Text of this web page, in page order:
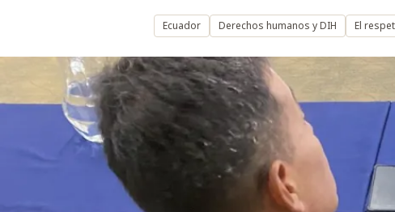
Ecuador Derechos humanos y DIH El